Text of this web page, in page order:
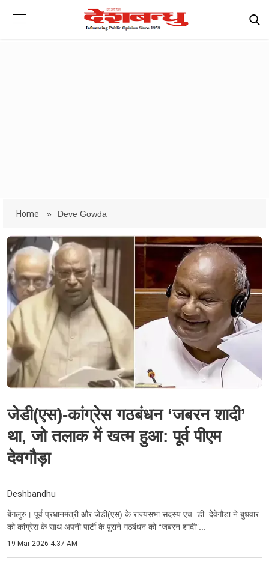
Home » Deve Gowda
जेडी(एस)-कांग्रेस गठबंधन ‘जबरन शादी’
था, जो तलाक में खत्म हुआ: पूर्व पीएम
देवगौड़ा
Deshbandhu
बेंगलुरु। पूर्व प्रधानमंत्री और जेडी(एस) के राज्यसभा सदस्य एच. डी. देवेगौड़ा ने बुधवार
को कांग्रेस के साथ अपनी पार्टी के पुराने गठबंधन को “जबरन शादी”...
19 Mar 2026 4:37 AM